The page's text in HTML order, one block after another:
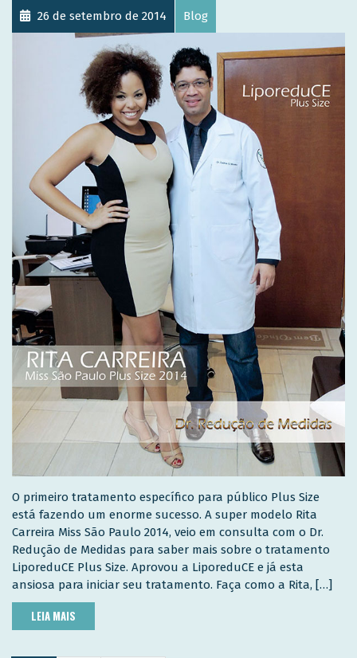
26 de setembro de 2014 Blog
O primeiro tratamento específico para público Plus Size
está fazendo um enorme sucesso. A super modelo Rita
Carreira Miss São Paulo 2014, veio em consulta com o Dr.
Redução de Medidas para saber mais sobre o tratamento
LiporeduCE Plus Size. Aprovou a LiporeduCE e já esta
ansiosa para iniciar seu tratamento. Faça como a Rita, […]
LEIA MAIS